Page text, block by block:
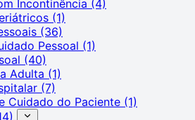
Incontinência (4)
(1)
(36)
Pessoal (1)
(40)
Adulta (1)
(7)
Cuidado do Paciente (1)